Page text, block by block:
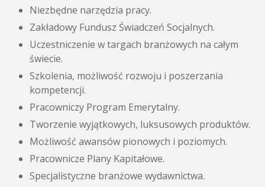
Niezbędne narzędzia pracy.
Zakładowy Fundusz Świadczeń Socjalnych.
Uczestniczenie w targach branżowych na całym
świecie.
Szkolenia, możliwość rozwoju i poszerzania
kompetencji.
Pracowniczy Program Emerytalny.
Tworzenie wyjątkowych, luksusowych produktów.
Możliwość awansów pionowych i poziomych.
Pracownicze Plany Kapitałowe.
Specjalistyczne branżowe wydawnictwa.